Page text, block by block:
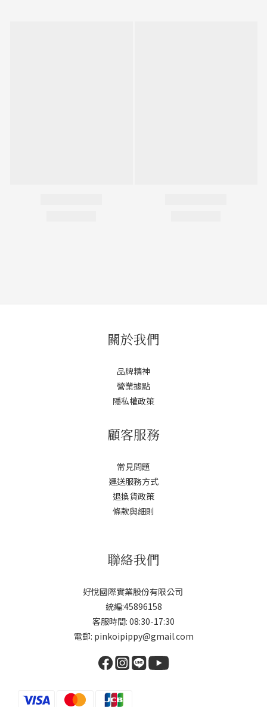
關於我們
品牌精神
營業據點
隱私權政策
顧客服務
常見問題
運送服務方式
退換貨政策
條款與細則
聯絡我們
好悅國際實業股份有限公司
統編:45896158
客服時間: 08:30-17:30
電郵: pinkoipippy@gmail.com